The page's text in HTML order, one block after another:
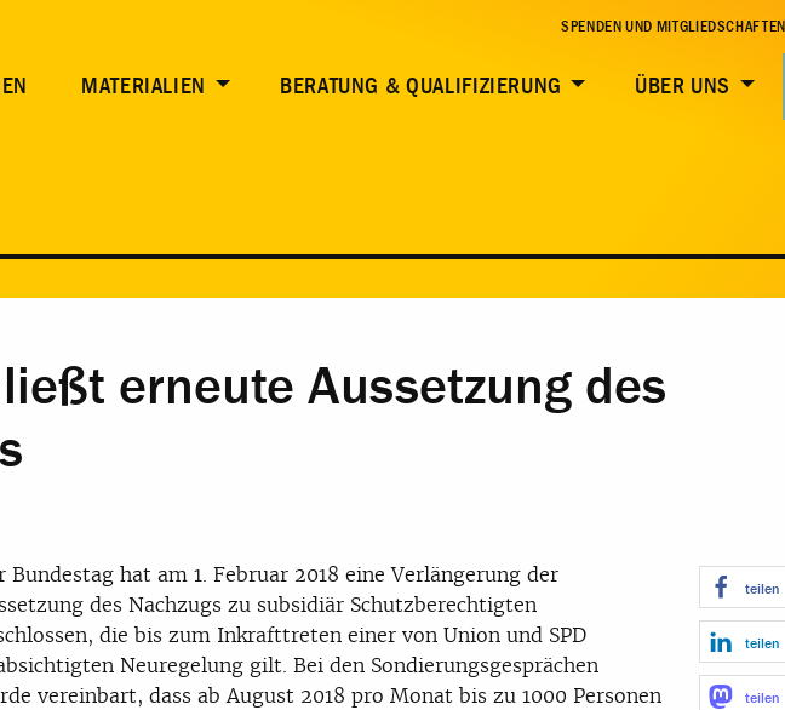
SPENDEN UND MITGLIEDSCHAFTEN
MATERIALIEN BERATUNG & QUALIFIZIERUNG ÜBER UNS
erneute Aussetzung des
Bundestag hat am 1. Februar 2018 eine Verlängerung der
des Nachzugs zu subsidiär Schutzberechtigten
die bis zum Inkrafttreten einer von Union und SPD
Neuregelung gilt. Bei den Sondierungsgesprächen
vereinbart, dass ab August 2018 pro Monat bis zu 1000 Personen
teilen
teilen
teilen